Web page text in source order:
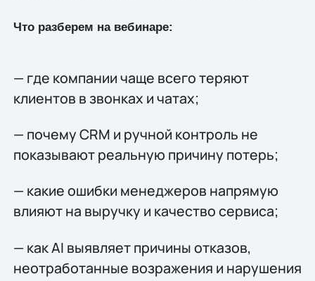
Что разберем на вебинаре:
— где компании чаще всего теряют
клиентов в звонках и чатах;
— почему CRM и ручной контроль не
показывают реальную причину потерь;
— какие ошибки менеджеров напрямую
влияют на выручку и качество сервиса;
— как AI выявляет причины отказов,
неотработанные возражения и нарушения